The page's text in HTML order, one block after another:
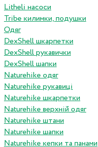
Litheli насоси
Tribe килимки, подушки
Одяг
DexShell шкарпетки
DexShell рукавички
DexShell шапки
Naturehike одяг
Naturehike рукавиці
Naturehike шкарпетки
Naturehike верхній одяг
Naturehike штани
Naturehike шапки
Naturehike кепки та панами